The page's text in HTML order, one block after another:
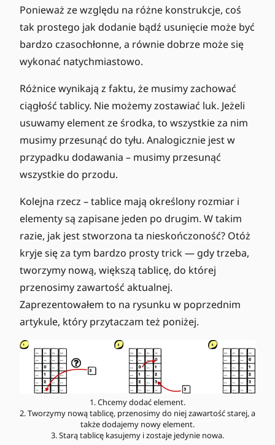
Ponieważ ze względu na różne konstrukcje, coś
tak prostego jak dodanie bądź usunięcie może być
bardzo czasochłonne, a równie dobrze może się
wykonać natychmiastowo.
Różnice wynikają z faktu, że musimy zachować
ciągłość tablicy. Nie możemy zostawiać luk. Jeżeli
usuwamy element ze środka, to wszystkie za nim
musimy przesunąć do tyłu. Analogicznie jest w
przypadku dodawania – musimy przesunąć
wszystkie do przodu.
Kolejna rzecz – tablice mają określony rozmiar i
elementy są zapisane jeden po drugim. W takim
razie, jak jest stworzona ta nieskończoność? Otóż
kryje się za tym bardzo prosty trick — gdy trzeba,
tworzymy nową, większą tablicę, do której
przenosimy zawartość aktualnej.
Zaprezentowałem to na rysunku w poprzednim
artykule, który przytaczam też poniżej.
1. Chcemy dodać element.
2. Tworzymy nową tablicę, przenosimy do niej zawartość starej, a
także dodajemy nowy element.
3. Starą tablicę kasujemy i zostaje jedynie nowa.